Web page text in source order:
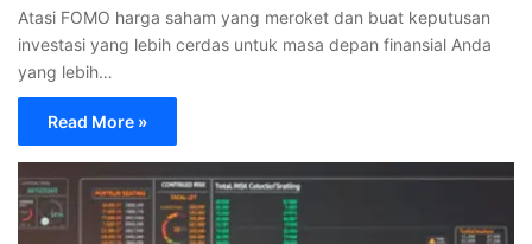
Atasi FOMO harga saham yang meroket dan buat keputusan
investasi yang lebih cerdas untuk masa depan finansial Anda
yang lebih…
Read More »